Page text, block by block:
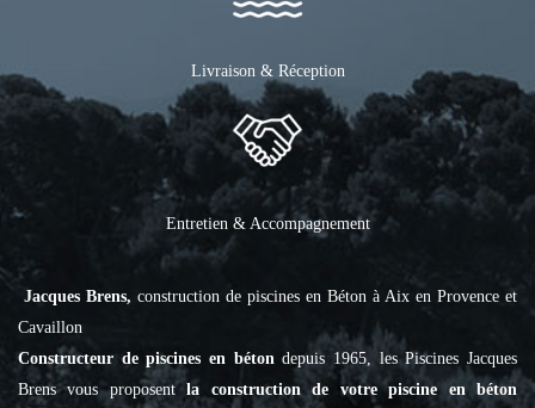
Livraison & Réception
Entretien & Accompagnement
Jacques Brens, construction de piscines en Béton à Aix en Provence et
Cavaillon
Constructeur de piscines en bétondepuis 1965, les Piscines Jacques
Brens vous proposentla construction de votre piscine en béton